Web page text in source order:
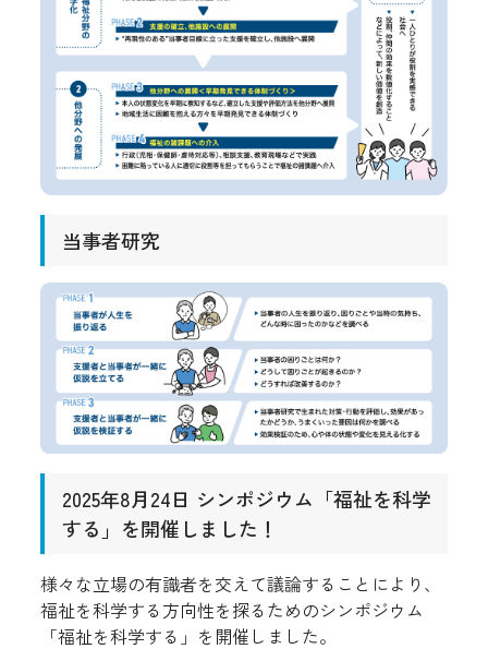
当事者研究
2025年8月24日 シンポジウム「福祉を科学
する」を開催しました！
様々な立場の有識者を交えて議論することにより、
福祉を科学する方向性を探るためのシンポジウム
「福祉を科学する」を開催しました。